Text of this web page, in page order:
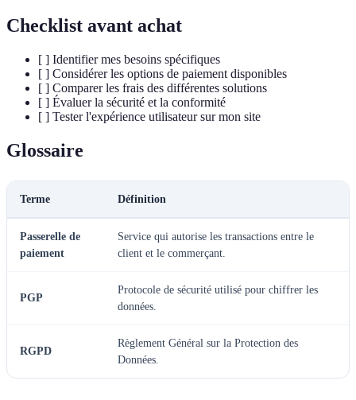
Checklist avant achat
[ ] Identifier mes besoins spécifiques
[ ] Considérer les options de paiement disponibles
[ ] Comparer les frais des différentes solutions
[ ] Évaluer la sécurité et la conformité
[ ] Tester l'expérience utilisateur sur mon site
Glossaire
Terme Définition
Passerelle de
paiement
Service qui autorise les transactions entre le
client et le commerçant.
PGP
Protocole de sécurité utilisé pour chiffrer les
données.
RGPD
Règlement Général sur la Protection des
Données.